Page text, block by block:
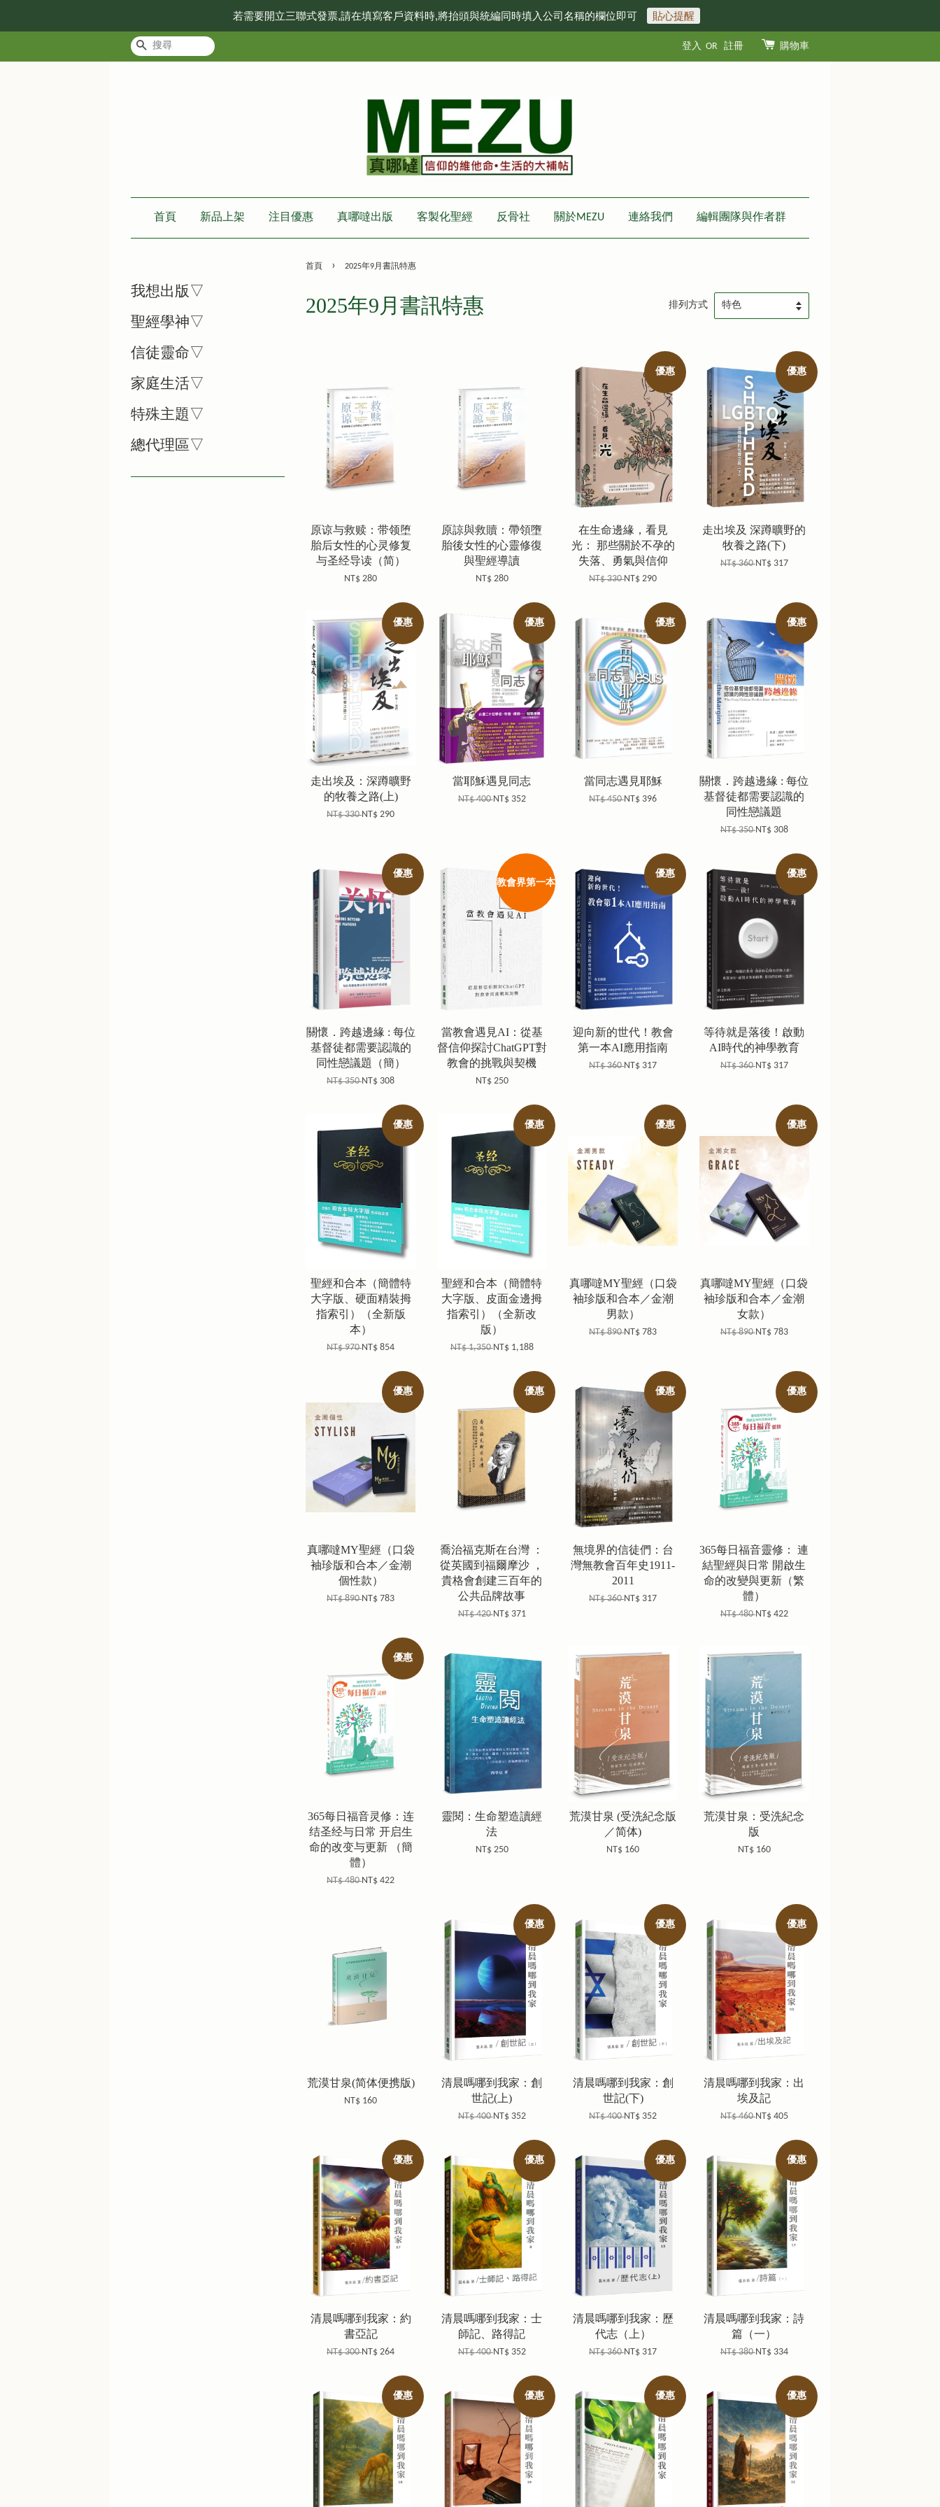
若需要開立三聯式發票,請在填寫客戶資料時,將抬頭與統編同時填入公司名稱的欄位即可 貼心提醒
搜尋 登入 OR 註冊 購物車
首頁 新品上架 注目優惠 真哪噠出版 客製化聖經 反骨社 關於MEZU 連絡我們 編輯團隊與作者群
我想出版▽
聖經學神▽
信徒靈命▽
家庭生活▽
特殊主題▽
總代理區▽
首頁 › 2025年9月書訊特惠
2025年9月書訊特惠 排列方式
原谅与救赎：带领堕
胎后女性的心灵修复
与圣经导读（简）
NT$ 280
原諒與救贖：帶領墮
胎後女性的心靈修復
與聖經導讀
NT$ 280
優惠
在生命邊緣，看見
光： 那些關於不孕的
失落、勇氣與信仰
NT$ 330NT$ 290
優惠
走出埃及 深蹲曠野的
牧養之路(下)
NT$ 360NT$ 317
優惠
走出埃及：深蹲曠野
的牧養之路(上)
NT$ 330NT$ 290
優惠
當耶穌遇見同志
NT$ 400NT$ 352
優惠
當同志遇見耶穌
NT$ 450NT$ 396
優惠
關懷．跨越邊緣 : 每位
基督徒都需要認識的
同性戀議題
NT$ 350NT$ 308
優惠
關懷．跨越邊緣 : 每位
基督徒都需要認識的
同性戀議題（簡）
NT$ 350NT$ 308
教會界第一本
當教會遇見AI：從基
督信仰探討ChatGPT對
教會的挑戰與契機
NT$ 250
優惠
迎向新的世代！教會
第一本AI應用指南
NT$ 360NT$ 317
優惠
等待就是落後！啟動
AI時代的神學教育
NT$ 360NT$ 317
優惠
聖經和合本（簡體特
大字版、硬面精裝拇
指索引）（全新版
本）
NT$ 970NT$ 854
優惠
聖經和合本（簡體特
大字版、皮面金邊拇
指索引）（全新改
版）
NT$ 1,350NT$ 1,188
優惠
真哪噠MY聖經（口袋
袖珍版和合本／金潮
男款）
NT$ 890NT$ 783
優惠
真哪噠MY聖經（口袋
袖珍版和合本／金潮
女款）
NT$ 890NT$ 783
優惠
真哪噠MY聖經（口袋
袖珍版和合本／金潮
個性款）
NT$ 890NT$ 783
優惠
喬治福克斯在台灣 ：
從英國到福爾摩沙 ，
貴格會創建三百年的
公共品牌故事
NT$ 420NT$ 371
優惠
無境界的信徒們：台
灣無教會百年史1911-
2011
NT$ 360NT$ 317
優惠
365每日福音靈修： 連
結聖經與日常 開啟生
命的改變與更新（繁
體）
NT$ 480NT$ 422
優惠
365每日福音灵修：连
结圣经与日常 开启生
命的改变与更新 （簡
體）
NT$ 480NT$ 422
靈閱：生命塑造讀經
法
NT$ 250
荒漠甘泉 (受洗紀念版
／简体)
NT$ 160
荒漠甘泉：受洗紀念
版
NT$ 160
荒漠甘泉(简体便携版)
NT$ 160
優惠
清晨嗎哪到我家：創
世記(上)
NT$ 400NT$ 352
優惠
清晨嗎哪到我家：創
世記(下)
NT$ 400NT$ 352
優惠
清晨嗎哪到我家：出
埃及記
NT$ 460NT$ 405
優惠
清晨嗎哪到我家：約
書亞記
NT$ 300NT$ 264
優惠
清晨嗎哪到我家：士
師記、路得記
NT$ 400NT$ 352
優惠
清晨嗎哪到我家：歷
代志（上）
NT$ 360NT$ 317
優惠
清晨嗎哪到我家：詩
篇（一）
NT$ 380NT$ 334
優惠 優惠 優惠 優惠